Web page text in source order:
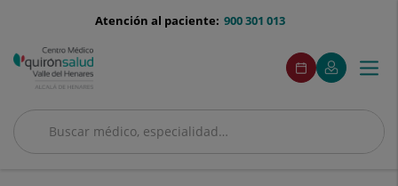
menu-
900 301 013
Atención al paciente:
Buscar
Buscar
menuAcceso
Pedir
cita
Este
enlace
se
en
Mi
Quirónsalud
Este
enlace
se
en
ventana
Menú